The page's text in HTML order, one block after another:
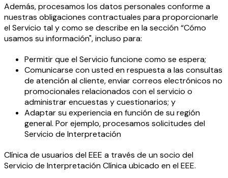
Además, procesamos los datos personales conforme a
nuestras obligaciones contractuales para proporcionarle
el Servicio tal y como se describe en la sección “Cómo
usamos su información", incluso para:
Permitir que el Servicio funcione como se espera;
Comunicarse con usted en respuesta a las consultas
de atención al cliente, enviar correos electrónicos no
promocionales relacionados con el servicio o
administrar encuestas y cuestionarios; y
Adaptar su experiencia en función de su región
general. Por ejemplo, procesamos solicitudes del
Servicio de Interpretación
Clínica de usuarios del EEE a través de un socio del
Servicio de Interpretación Clínica ubicado en el EEE.